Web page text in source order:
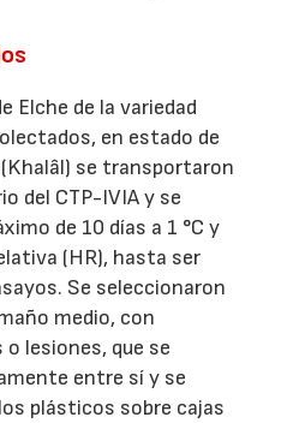
Elche de la variedad
en estado de
se transportaron
del CTP-IVIA y se
de 10 días a 1 °C y
(HR), hasta ser
Se seleccionaron
medio, con
o lesiones, que se
entre sí y se
plásticos sobre cajas